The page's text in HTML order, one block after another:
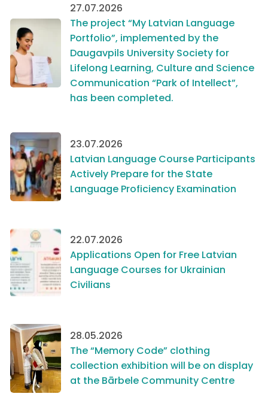
27.07.2026
The project “My Latvian Language
Portfolio”, implemented by the
Daugavpils University Society for
Lifelong Learning, Culture and Science
Communication “Park of Intellect”,
has been completed.
23.07.2026
Latvian Language Course Participants
Actively Prepare for the State
Language Proficiency Examination
22.07.2026
Applications Open for Free Latvian
Language Courses for Ukrainian
Civilians
28.05.2026
The “Memory Code” clothing
collection exhibition will be on display
at the Bārbele Community Centre